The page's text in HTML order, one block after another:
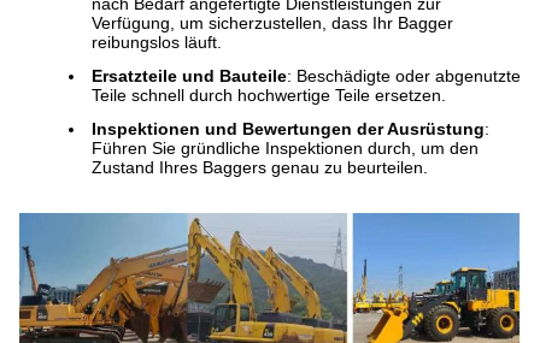
Verfügung, um sicherzustellen, dass Ihr Bagger
reibungslos läuft.
Ersatzteile und Bauteile: Beschädigte oder abgenutzte
Teile schnell durch hochwertige Teile ersetzen.
Inspektionen und Bewertungen der Ausrüstung:
Führen Sie gründliche Inspektionen durch, um den
Zustand Ihres Baggers genau zu beurteilen.